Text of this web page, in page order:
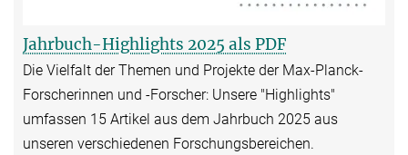
Jahrbuch-Highlights 2025 als PDF
Die Vielfalt der Themen und Projekte der Max-Planck-
Forscherinnen und -Forscher: Unsere "Highlights"
umfassen 15 Artikel aus dem Jahrbuch 2025 aus
unseren verschiedenen Forschungsbereichen.